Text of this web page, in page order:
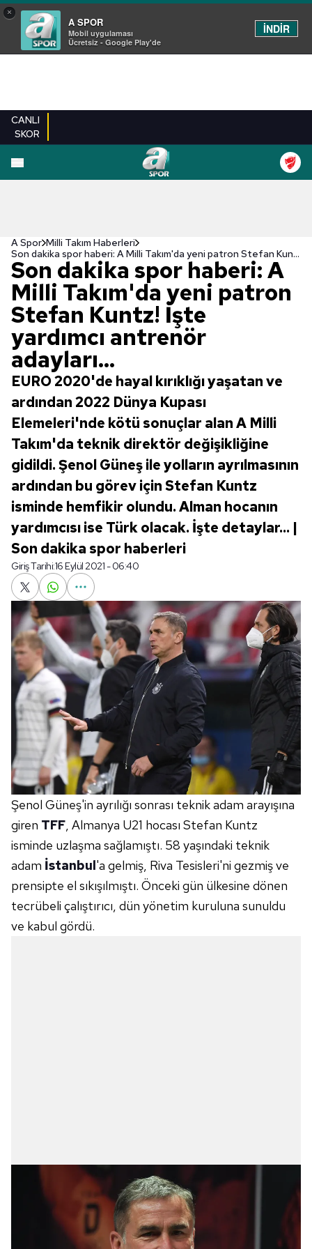
×
A SPOR
Mobil uygulaması
Ücretsiz - Google Play'de
İNDİR
CANLI
SKOR
A Spor Milli Takım Haberleri
Son dakika spor haberi: A Milli Takım'da yeni patron Stefan Kuntz! İşte yardımcı antrenör adayları...
Son dakika spor haberi: A
Milli Takım'da yeni patron
Stefan Kuntz! İşte
yardımcı antrenör
adayları...
EURO 2020'de hayal kırıklığı yaşatan ve
ardından 2022 Dünya Kupası
Elemeleri'nde kötü sonuçlar alan A Milli
Takım'da teknik direktör değişikliğine
gidildi. Şenol Güneş ile yolların ayrılmasının
ardından bu görev için Stefan Kuntz
isminde hemfikir olundu. Alman hocanın
yardımcısı ise Türk olacak. İşte detaylar... |
Son dakika spor haberleri
Giriş Tarihi:16 Eylül 2021 - 06:40
Şenol Güneş'in ayrılığı sonrası teknik adam arayışına
giren TFF, Almanya U21 hocası Stefan Kuntz
isminde uzlaşma sağlamıştı. 58 yaşındaki teknik
adam İstanbul'a gelmiş, Riva Tesisleri'ni gezmiş ve
prensipte el sıkışılmıştı. Önceki gün ülkesine dönen
tecrübeli çalıştırıcı, dün yönetim kuruluna sunuldu
ve kabul gördü.